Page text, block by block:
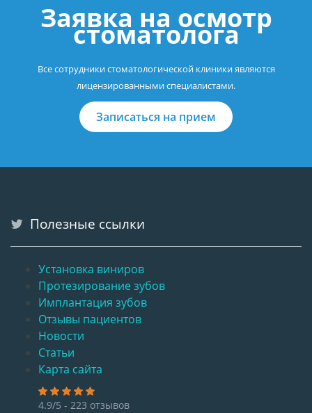
Заявка на осмотр
стоматолога
Все сотрудники стоматологической клиники являются
лицензированными специалистами.
Записаться на прием
Полезные ссылки
Установка виниров
Протезирование зубов
Имплантация зубов
Отзывы пациентов
Новости
Статьи
Карта сайта
4.9/5 - 223 отзывов